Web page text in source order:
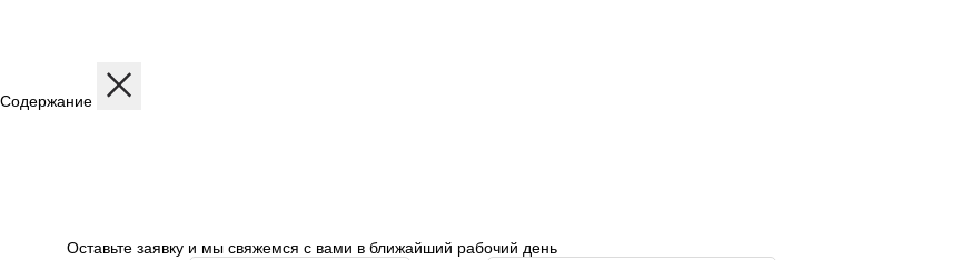
Содержание
Оставьте заявку и мы свяжемся с вами в ближайший рабочий день